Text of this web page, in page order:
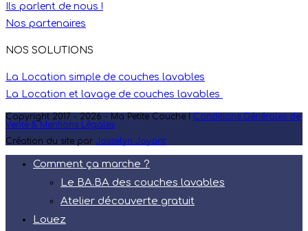
Ils parlent de nous !
Nos partenaires
NOS SOLUTIONS
La Location simple de couches lavables
La Location et lavage de couches lavables
Copyright 2017 - 2026 - Ma Petite Couche I Conditions Générales de
Vente & Mentions Légales
Création du site par Josselyn Jayant
Comment ça marche ?
Le BA.BA des couches lavables
Atelier découverte gratuit
Louez